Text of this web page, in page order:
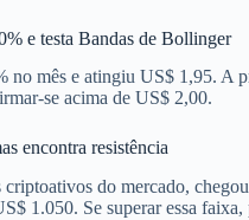
e testa Bandas de Bollinger
mês e atingiu US$ 1,95. A
se acima de US$ 2,00.
encontra resistência
do mercado,
1.050. Se superar essa